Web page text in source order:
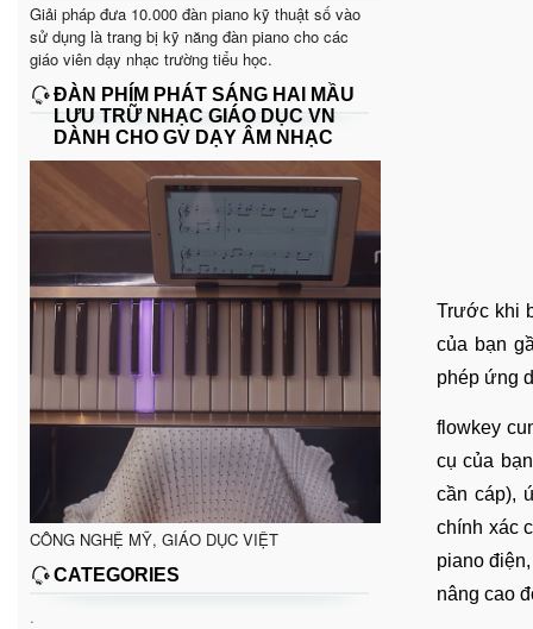
Giải pháp đưa 10.000 đàn piano kỹ thuật số vào
sử dụng là trang bị kỹ năng đàn piano cho các
giáo viên dạy nhạc trường tiểu học.
ĐÀN PHÍM PHÁT SÁNG HAI MẦU
LƯU TRỮ NHẠC GIÁO DỤC VN
DÀNH CHO GV DẠY ÂM NHẠC
CÔNG NGHỆ MỸ, GIÁO DỤC VIỆT
CATEGORIES
.
Trước khi
của bạn
phép ứng
flowkey
cụ của
cần cáp),
chính xác
piano
nâng cao